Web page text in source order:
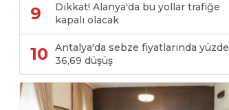
9
Dikkat! Alanya'da bu yollar trafiğe
kapalı olacak
10
Antalya'da sebze fiyatlarında yüzde
36,69 düşüş